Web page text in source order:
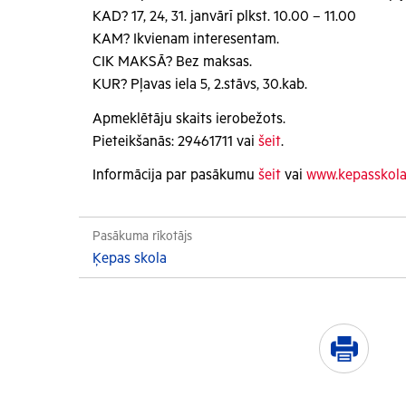
KAD? 17, 24, 31. janvārī plkst. 10.00 – 11.00
KAM? Ikvienam interesentam.
CIK MAKSĀ? Bez maksas.
KUR? Pļavas iela 5, 2.stāvs, 30.kab.
Apmeklētāju skaits ierobežots.
Pieteikšanās: 29461711 vai šeit.
Informācija par pasākumu šeit vai
Pasākuma rīkotājs
Ķepas skola